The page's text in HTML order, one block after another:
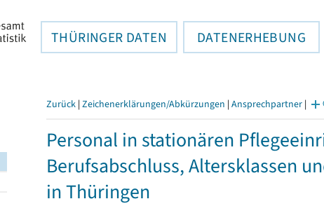
THÜRINGER DATEN DATENERHEBUNG
Zurück | Zeichenerklärungen/Abkürzungen | Ansprechpartner |
Personal in stationären
Berufsabschluss, Altersklassen
in Thüringen